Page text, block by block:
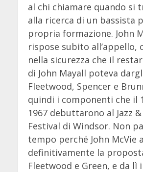
al chi chiamare quando si
alla ricerca di un bassista
propria formazione. John
rispose subito all’appello,
nella sicurezza che il
di John Mayall poteva
Fleetwood, Spencer e
quindi i componenti che il
1967 debuttarono al Jazz
Festival di Windsor. Non
tempo perché John McVie
definitivamente la
Fleetwood e Green, e da lì